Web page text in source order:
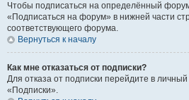
Чтобы подписаться на определённый
«Подписаться на форум» в нижней части
соответствующего форума.
Вернуться к началу
Как мне отказаться от подписки?
Для отказа от подписки перейдите в
«Подписки».